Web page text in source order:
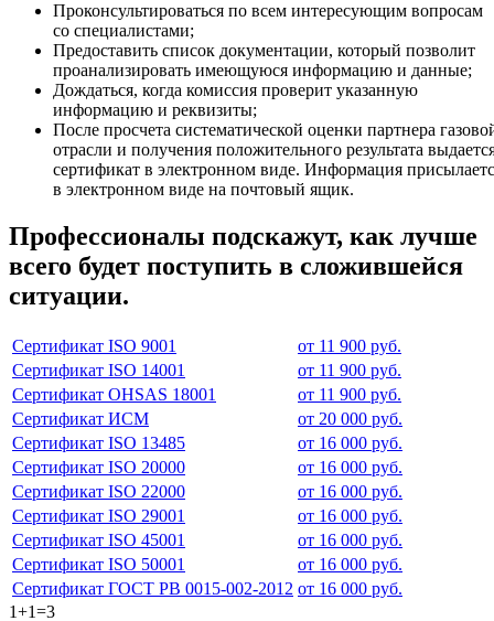
Проконсультироваться по всем интересующим вопросам
со специалистами;
Предоставить список документации, который позволит
проанализировать имеющуюся информацию и данные;
Дождаться, когда комиссия проверит указанную
информацию и реквизиты;
После просчета систематической оценки партнера
отрасли и получения положительного результата
сертификат в электронном виде. Информация
в электронном виде на почтовый ящик.
Профессионалы подскажут, как лучше
всего будет поступить в сложившейся
ситуации.
Сертификат ISO 9001
от 11 900 руб.
Сертификат ISO 14001
от 11 900 руб.
Сертификат OHSAS 18001
от 11 900 руб.
Сертификат ИСМ
от 20 000 руб.
Сертификат ISO 13485
от 16 000 руб.
Сертификат ISO 20000
от 16 000 руб.
Сертификат ISO 22000
от 16 000 руб.
Сертификат ISO 29001
от 16 000 руб.
Сертификат ISO 45001
от 16 000 руб.
Сертификат ISO 50001
от 16 000 руб.
Сертификат ГОСТ РВ 0015-002-2012 от 16 000 руб.
1+1=3